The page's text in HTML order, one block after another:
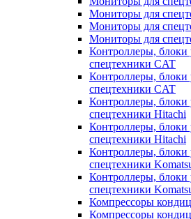
Мониторы для
Мониторы для
Мониторы для
Контроллеры, блоки
спецтехники CAT
Контроллеры, блоки
спецтехники CAT
Контроллеры, блоки
спецтехники Hitachi
Контроллеры, блоки
спецтехники Hitachi
Контроллеры, блоки
спецтехники
Контроллеры, блоки
спецтехники
Компрессоры
Компрессоры